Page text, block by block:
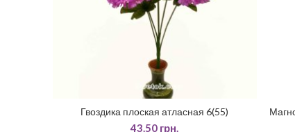
ДОДАТИ У КОШИК
Гвоздика плоская атласная 6(55)
43.50 грн.